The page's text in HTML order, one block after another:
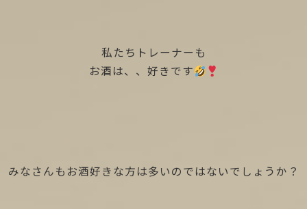
私たちトレーナーも
お酒は、、好きです
みなさんもお酒好きな方は多いのではないでしょうか？